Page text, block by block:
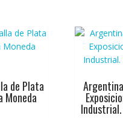
de Plata
Moneda